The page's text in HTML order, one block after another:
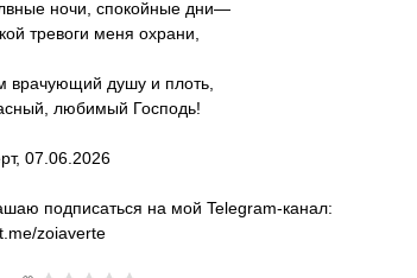
ночи, спокойные дни—
тревоги меня охрани,
врачующий душу и плоть,
любимый Господь!
07.06.2026
подписаться на мой Telegram-канал:
zoiaverte